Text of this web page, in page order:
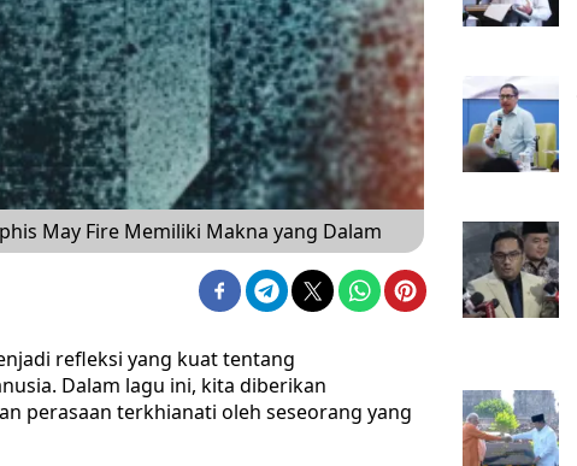
May Fire Memiliki Makna yang Dalam
refleksi yang kuat tentang
Dalam lagu ini, kita diberikan
perasaan terkhianati oleh seseorang yang